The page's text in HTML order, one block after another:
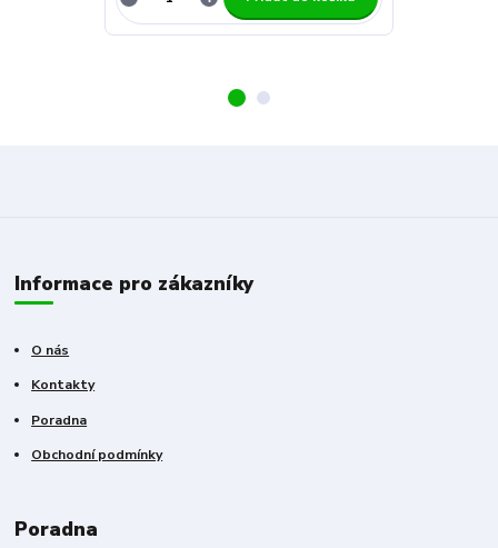
Informace pro zákazníky
O nás
Kontakty
Poradna
Obchodní podmínky
Poradna